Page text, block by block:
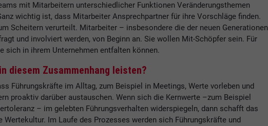
mit Mitarbeitern unterschiedlicher Funktionen Veränderungsthemen
wichtig ist, dass Mitarbeiter Ansprechpartner für ihre Vorschläge finden.
Scheitern verurteilt. Mitarbeiter – insbesondere die der neuen Generationen
und involviert werden, von Beginn an. Sie wollen Mit-Schöpfer sein. Für
sich in ihrem Unternehmen entfalten können.
diesem Zusammenhang leisten?
Führungskräfte im Alltag, zum Beispiel in Meetings, Werte vorleben und
proaktiv darüber austauschen. Wenn sich die Kernwerte –zum Beispiel
– im gelebten Führungsverhalten widerspiegeln, dann schafft das
Wertekultur. Im Laufe des Prozesses werden sich Führungskräfte und